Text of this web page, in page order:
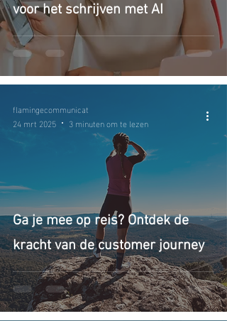
voor het schrijven met AI
Ga je mee op reis? Ontdek de
kracht van de customer journey
flamingecommunicat
24 mrt 2025
3 minuten om te lezen